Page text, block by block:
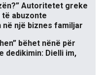
Autoritetet greke
abuzonte
një biznes familjar
bëhet nënë për
dedikimin: Dielli im,